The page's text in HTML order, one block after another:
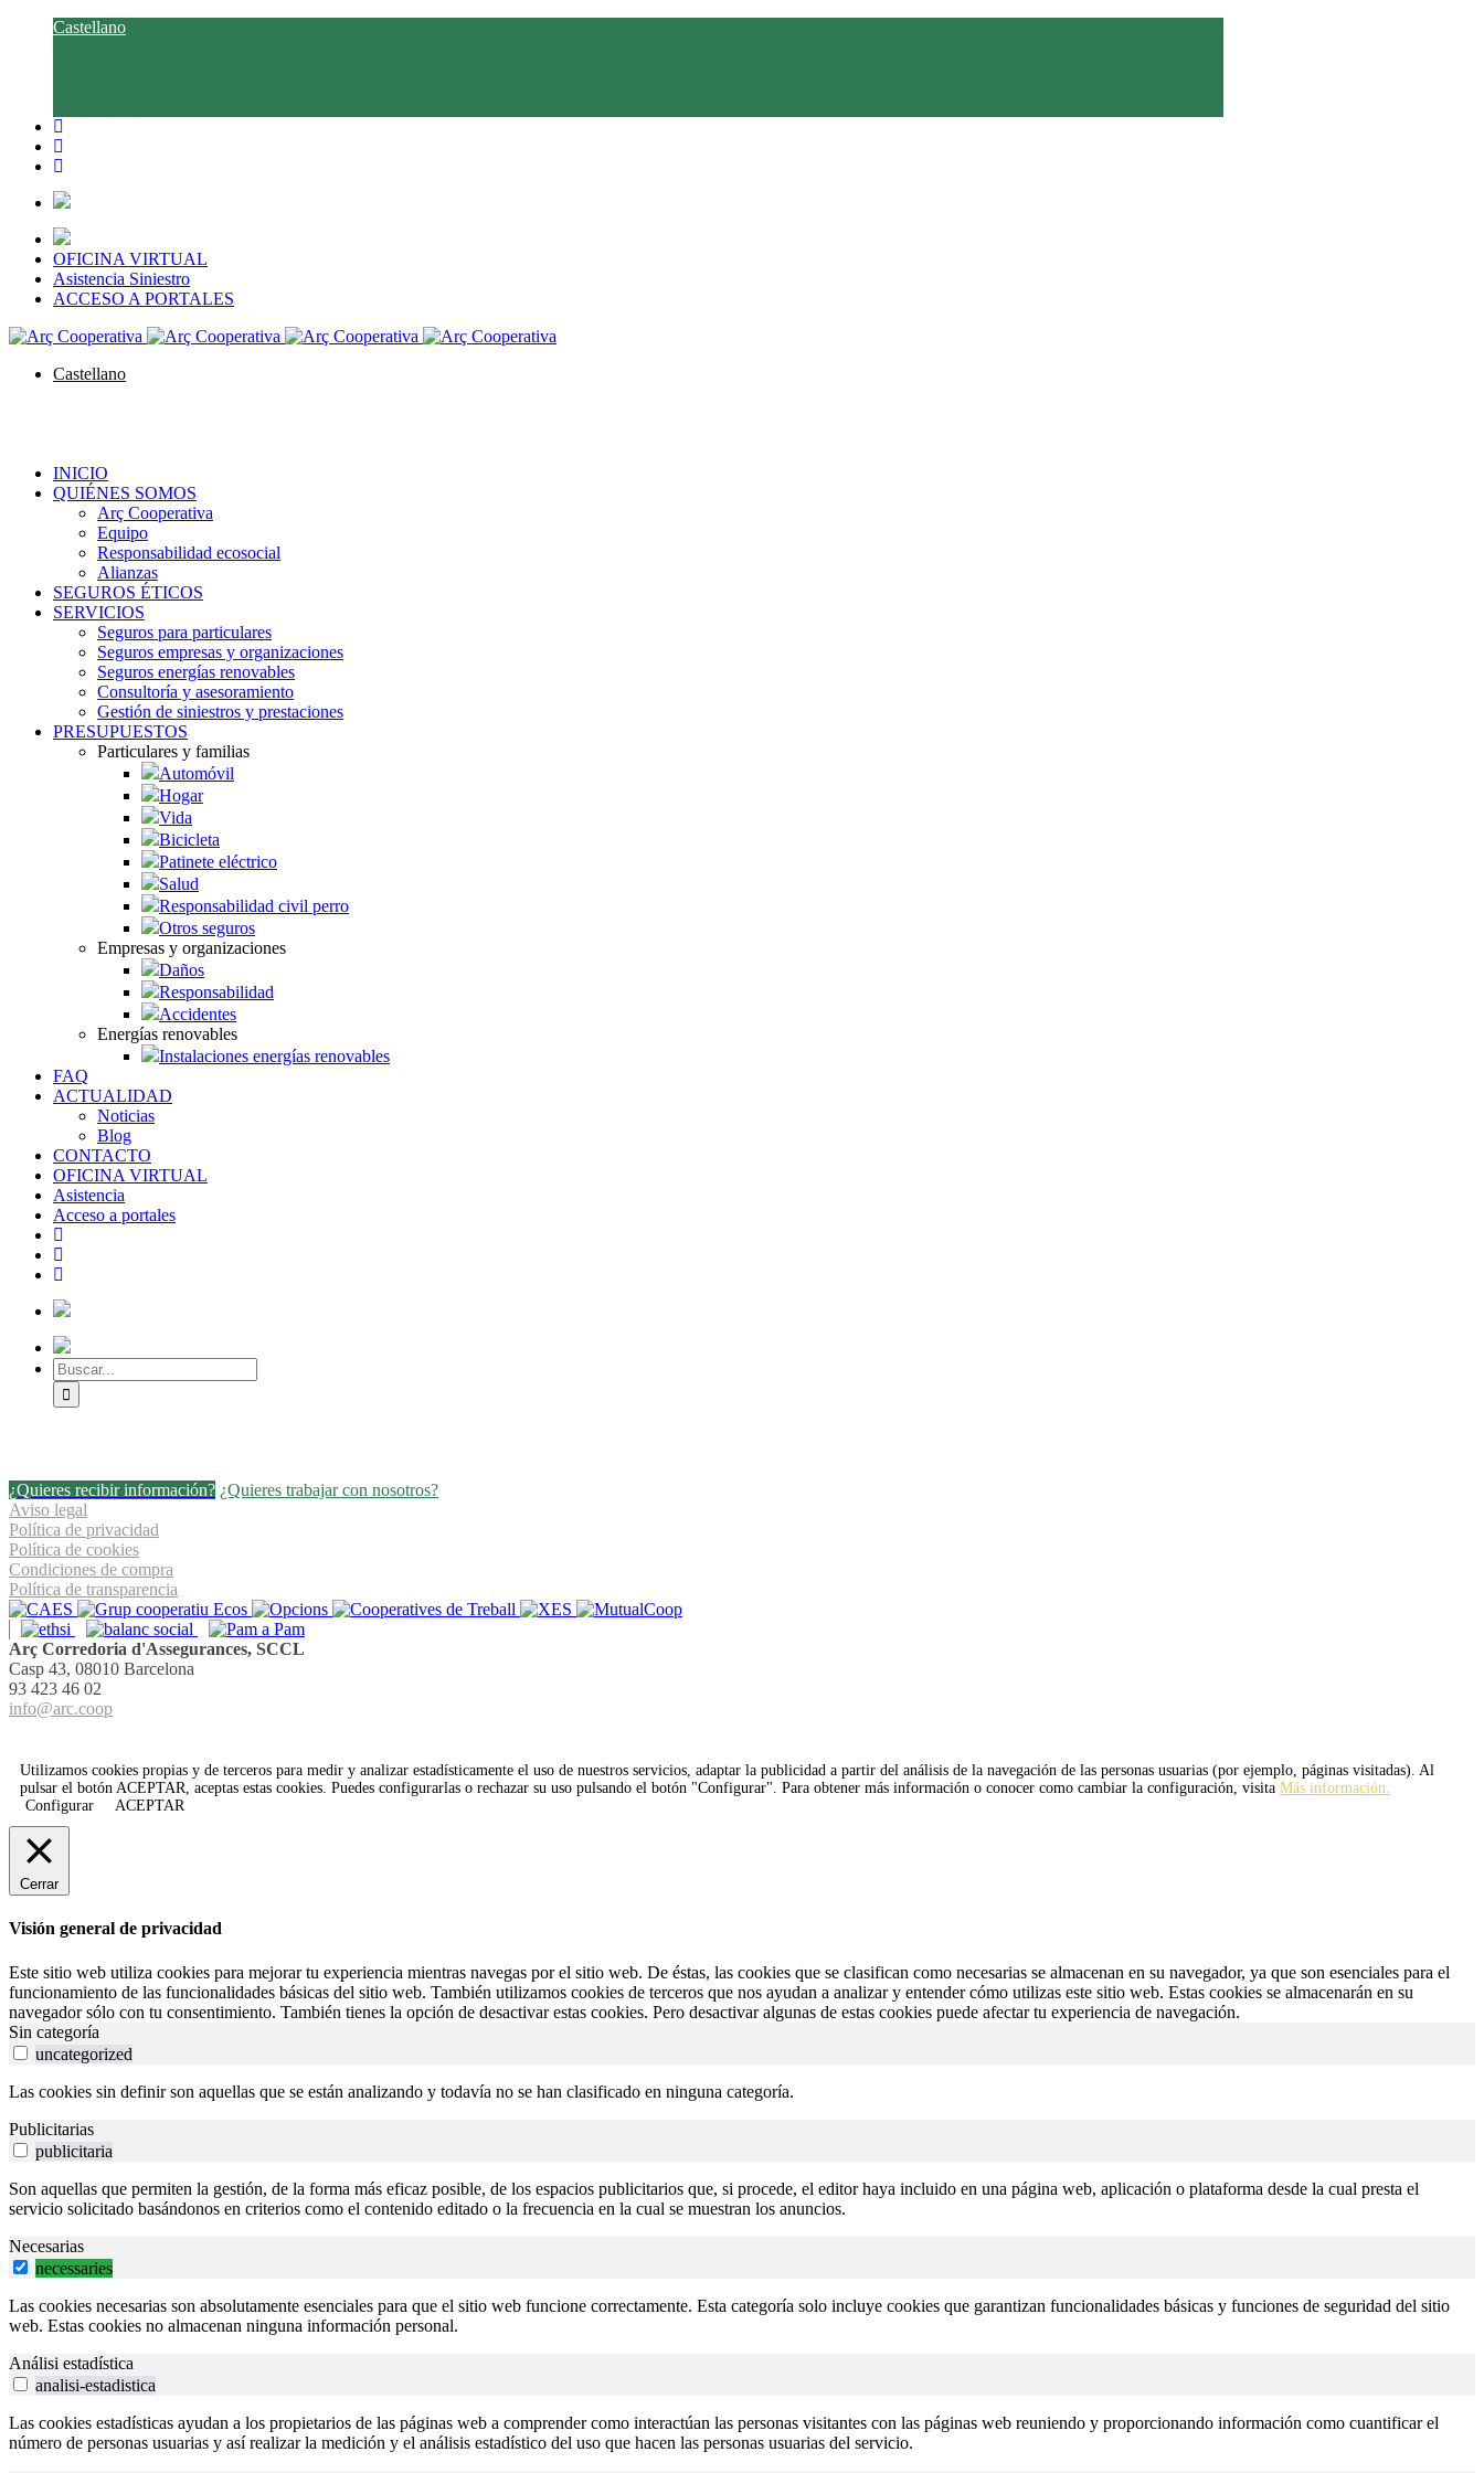
Castellano
OFICINA VIRTUAL
Asistencia Siniestro
ACCESO A PORTALES
Castellano
INICIO
QUIÉNES SOMOS
Arç Cooperativa
Equipo
Responsabilidad ecosocial
Alianzas
SEGUROS ÉTICOS
SERVICIOS
Seguros para particulares
Seguros empresas y organizaciones
Seguros energías renovables
Consultoría y asesoramiento
Gestión de siniestros y prestaciones
PRESUPUESTOS
Particulares y familias
Automóvil
Hogar
Vida
Bicicleta
Patinete eléctrico
Salud
Responsabilidad civil perro
Otros seguros
Empresas y organizaciones
Daños
Responsabilidad
Accidentes
Energías renovables
Instalaciones energías renovables
FAQ
ACTUALIDAD
Noticias
Blog
CONTACTO
OFICINA VIRTUAL
Asistencia
Acceso a portales
¿Quieres recibir información? ¿Quieres trabajar con nosotros?
Aviso legal
Política de privacidad
Política de cookies
Condiciones de compra
Política de transparencia
Arç Corredoria d'Assegurances, SCCL
Casp 43, 08010 Barcelona
93 423 46 02
info@arc.coop
Utilizamos cookies propias y de terceros para medir y analizar estadísticamente el uso de nuestros servicios, adaptar la publicidad a partir del análisis de la navegación de las personas usuarias (por ejemplo, páginas visitadas). Al
pulsar el botón ACEPTAR, aceptas estas cookies. Puedes configurarlas o rechazar su uso pulsando el botón "Configurar". Para obtener más información o conocer como cambiar la configuración, visita Más información.
Configurar
ACEPTAR
Cerrar
Visión general de privacidad
Este sitio web utiliza cookies para mejorar tu experiencia mientras navegas por el sitio web. De éstas, las cookies que se clasifican como necesarias se almacenan en su navegador, ya que son esenciales para el
funcionamiento de las funcionalidades básicas del sitio web. También utilizamos cookies de terceros que nos ayudan a analizar y entender cómo utilizas este sitio web. Estas cookies se almacenarán en su
navegador sólo con tu consentimiento. También tienes la opción de desactivar estas cookies. Pero desactivar algunas de estas cookies puede afectar tu experiencia de navegación.
Sin categoría
uncategorized
Las cookies sin definir son aquellas que se están analizando y todavía no se han clasificado en ninguna categoría.
Publicitarias
publicitaria
Son aquellas que permiten la gestión, de la forma más eficaz posible, de los espacios publicitarios que, si procede, el editor haya incluido en una página web, aplicación o plataforma desde la cual presta el
servicio solicitado basándonos en criterios como el contenido editado o la frecuencia en la cual se muestran los anuncios.
Necesarias
necessaries
Las cookies necesarias son absolutamente esenciales para que el sitio web funcione correctamente. Esta categoría solo incluye cookies que garantizan funcionalidades básicas y funciones de seguridad del sitio
web. Estas cookies no almacenan ninguna información personal.
Análisi estadística
analisi-estadistica
Las cookies estadísticas ayudan a los propietarios de las páginas web a comprender como interactúan las personas visitantes con las páginas web reuniendo y proporcionando información como cuantificar el
número de personas usuarias y así realizar la medición y el análisis estadístico del uso que hacen las personas usuarias del servicio.